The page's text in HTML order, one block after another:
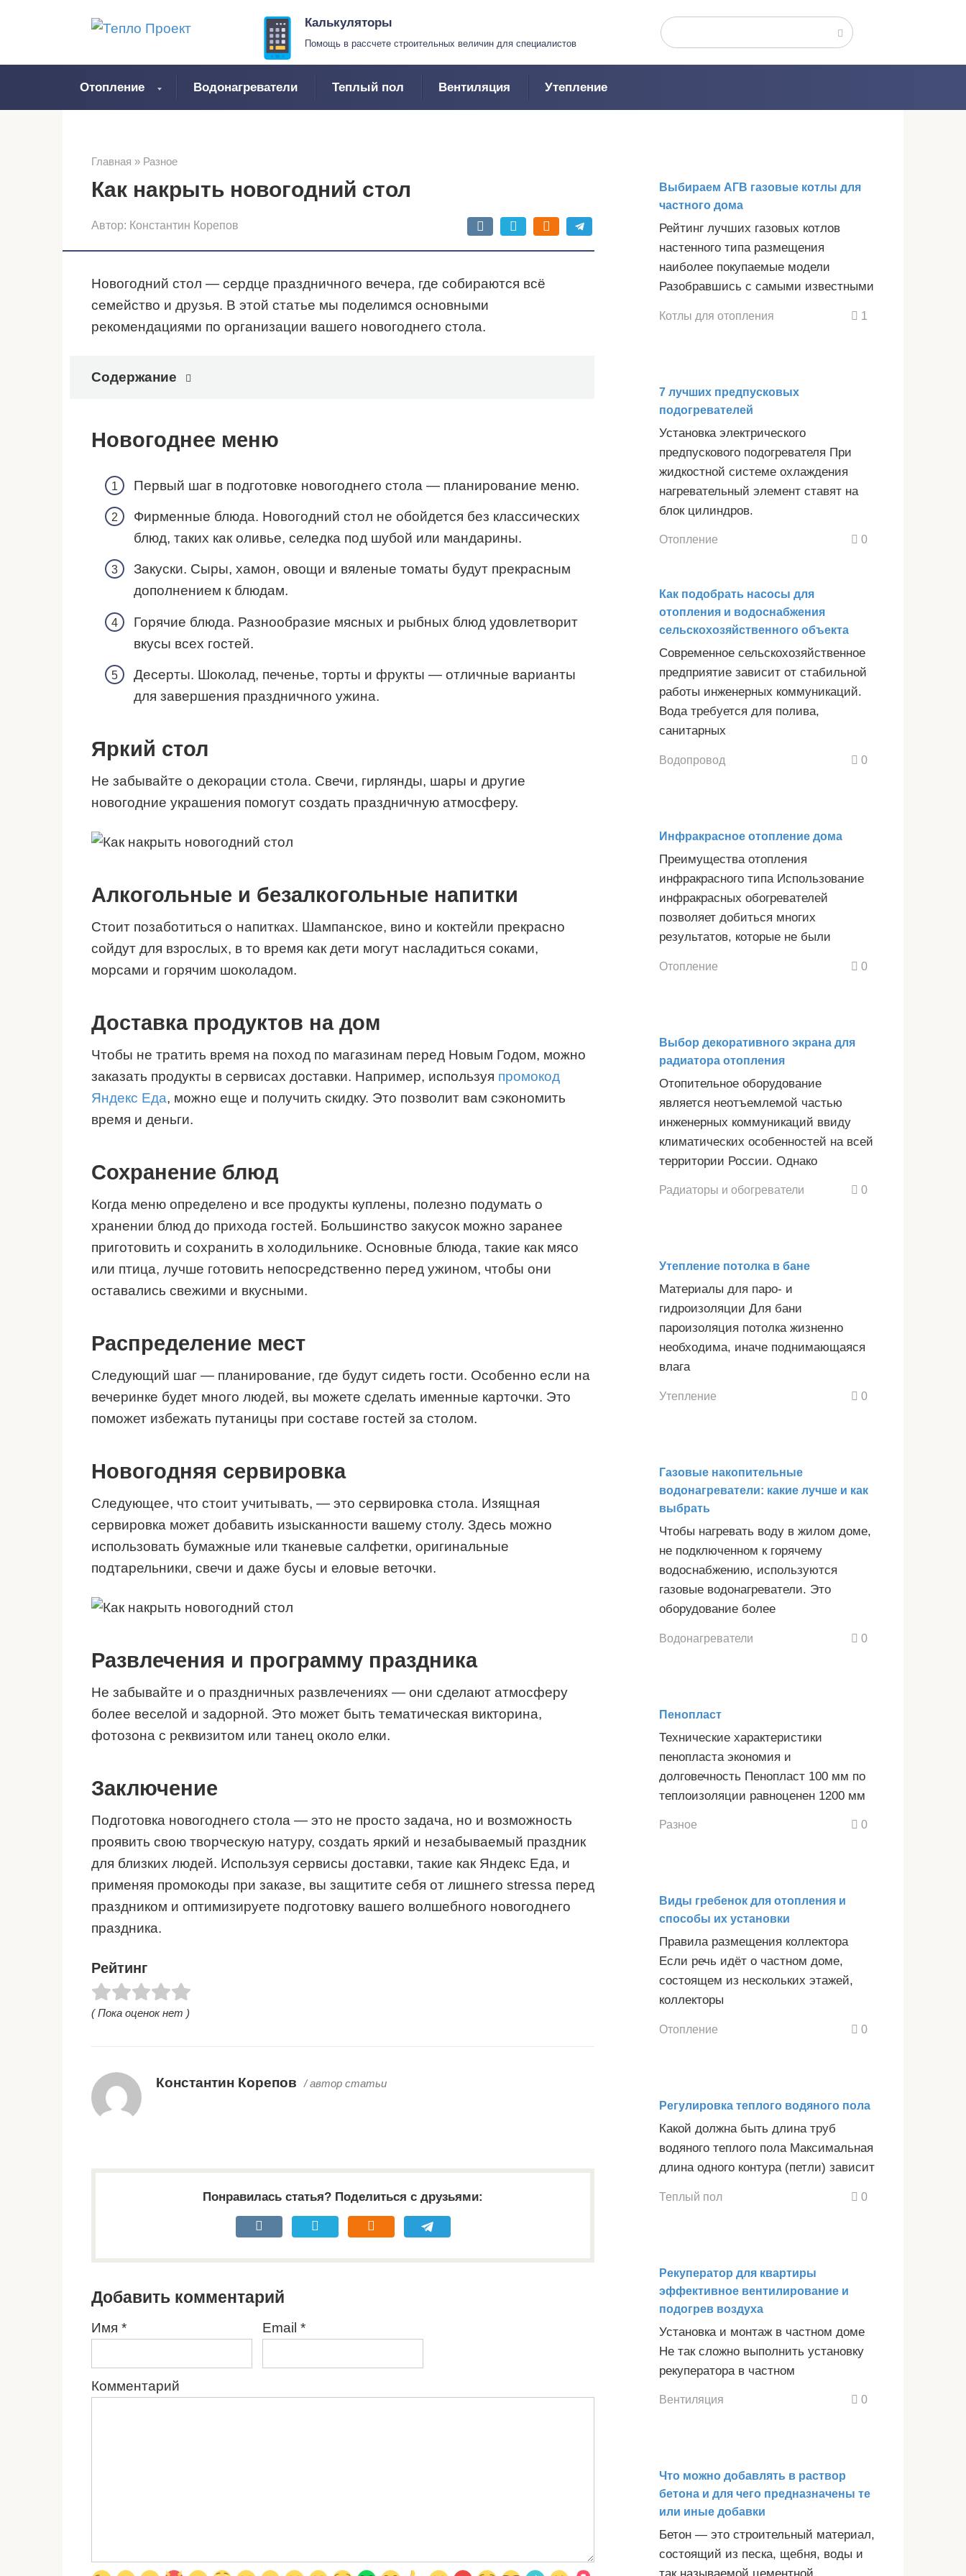
Калькуляторы
Помощь в рассчете строительных величин для специалистов
Поиск:
Отопление Водонагреватели Теплый пол Вентиляция Утепление
Главная » Разное
Как накрыть новогодний стол
Автор: Константин Корепов
Новогодний стол — сердце праздничного вечера, где собираются всё
семейство и друзья. В этой статье мы поделимся основными
рекомендациями по организации вашего новогоднего стола.
Содержание
Новогоднее меню
Первый шаг в подготовке новогоднего стола — планирование меню.
Фирменные блюда. Новогодний стол не обойдется без классических
блюд, таких как оливье, селедка под шубой или мандарины.
Закуски. Сыры, хамон, овощи и вяленые томаты будут прекрасным
дополнением к блюдам.
Горячие блюда. Разнообразие мясных и рыбных блюд удовлетворит
вкусы всех гостей.
Десерты. Шоколад, печенье, торты и фрукты — отличные варианты
для завершения праздничного ужина.
Яркий стол
Не забывайте о декорации стола. Свечи, гирлянды, шары и другие
новогодние украшения помогут создать праздничную атмосферу.
Алкогольные и безалкогольные напитки
Стоит позаботиться о напитках. Шампанское, вино и коктейли прекрасно
сойдут для взрослых, в то время как дети могут насладиться соками,
морсами и горячим шоколадом.
Доставка продуктов на дом
Чтобы не тратить время на поход по магазинам перед Новым Годом, можно
заказать продукты в сервисах доставки. Например, используя промокод
Яндекс Еда, можно еще и получить скидку. Это позволит вам сэкономить
время и деньги.
Сохранение блюд
Когда меню определено и все продукты куплены, полезно подумать о
хранении блюд до прихода гостей. Большинство закусок можно заранее
приготовить и сохранить в холодильнике. Основные блюда, такие как мясо
или птица, лучше готовить непосредственно перед ужином, чтобы они
оставались свежими и вкусными.
Распределение мест
Следующий шаг — планирование, где будут сидеть гости. Особенно если на
вечеринке будет много людей, вы можете сделать именные карточки. Это
поможет избежать путаницы при составе гостей за столом.
Новогодняя сервировка
Следующее, что стоит учитывать, — это сервировка стола. Изящная
сервировка может добавить изысканности вашему столу. Здесь можно
использовать бумажные или тканевые салфетки, оригинальные
подтарельники, свечи и даже бусы и еловые веточки.
Развлечения и программу праздника
Не забывайте и о праздничных развлечениях — они сделают атмосферу
более веселой и задорной. Это может быть тематическая викторина,
фотозона с реквизитом или танец около елки.
Заключение
Подготовка новогоднего стола — это не просто задача, но и возможность
проявить свою творческую натуру, создать яркий и незабываемый праздник
для близких людей. Используя сервисы доставки, такие как Яндекс Еда, и
применяя промокоды при заказе, вы защитите себя от лишнего stressa перед
праздником и оптимизируете подготовку вашего волшебного новогоднего
праздника.
Рейтинг
( Пока оценок нет )
Константин Корепов / автор статьи
Понравилась статья? Поделиться с друзьями:
Добавить комментарий
Имя * Email *
Комментарий
Выбираем АГВ газовые котлы для
частного дома
Рейтинг лучших газовых котлов
настенного типа размещения
наиболее покупаемые модели
Разобравшись с самыми известными
Котлы для отопления 1
7 лучших предпусковых
подогревателей
Установка электрического
предпускового подогревателя При
жидкостной системе охлаждения
нагревательный элемент ставят на
блок цилиндров.
Отопление 0
Как подобрать насосы для
отопления и водоснабжения
сельскохозяйственного объекта
Современное сельскохозяйственное
предприятие зависит от стабильной
работы инженерных коммуникаций.
Вода требуется для полива,
санитарных
Водопровод 0
Инфракрасное отопление дома
Преимущества отопления
инфракрасного типа Использование
инфракрасных обогревателей
позволяет добиться многих
результатов, которые не были
Отопление 0
Выбор декоративного экрана для
радиатора отопления
Отопительное оборудование
является неотъемлемой частью
инженерных коммуникаций ввиду
климатических особенностей на всей
территории России. Однако
Радиаторы и обогреватели 0
Утепление потолка в бане
Материалы для паро- и
гидроизоляции Для бани
пароизоляция потолка жизненно
необходима, иначе поднимающаяся
влага
Утепление 0
Газовые накопительные
водонагреватели: какие лучше и как
выбрать
Чтобы нагревать воду в жилом доме,
не подключенном к горячему
водоснабжению, используются
газовые водонагреватели. Это
оборудование более
Водонагреватели 0
Пенопласт
Технические характеристики
пенопласта экономия и
долговечность Пенопласт 100 мм по
теплоизоляции равноценен 1200 мм
Разное 0
Виды гребенок для отопления и
способы их установки
Правила размещения коллектора
Если речь идёт о частном доме,
состоящем из нескольких этажей,
коллекторы
Отопление 0
Регулировка теплого водяного пола
Какой должна быть длина труб
водяного теплого пола Максимальная
длина одного контура (петли) зависит
Теплый пол 0
Рекуператор для квартиры
эффективное вентилирование и
подогрев воздуха
Установка и монтаж в частном доме
Не так сложно выполнить установку
рекуператора в частном
Вентиляция 0
Что можно добавлять в раствор
бетона и для чего предназначены те
или иные добавки
Бетон — это строительный материал,
состоящий из песка, щебня, воды и